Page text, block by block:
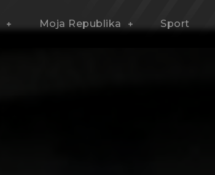
Moja Republika Sport